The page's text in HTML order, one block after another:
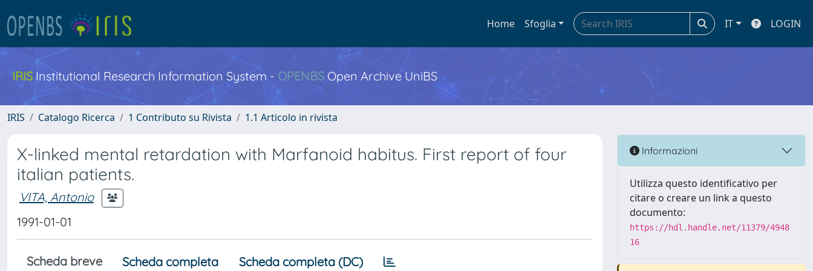
Home Sfoglia IT LOGIN
IRIS Institutional Research Information System - OPENBS Open Archive UniBS
IRIS Catalogo Ricerca 1 Contributo su Rivista 1.1 Articolo in rivista
X-linked mental retardation with Marfanoid habitus. First report of four
italian patients.
VITA, Antonio
1991-01-01
Scheda breve Scheda completa Scheda completa (DC)
Informazioni
Utilizza questo identificativo per
citare o creare un link a questo
documento:
https://hdl.handle.net/11379/4948
16